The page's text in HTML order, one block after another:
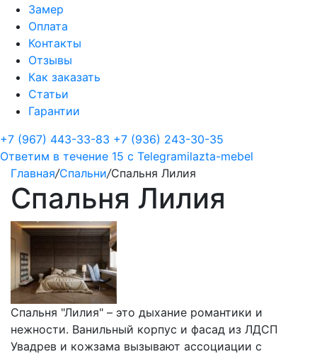
Замер
Оплата
Контакты
Отзывы
Как заказать
Статьи
Гарантии
+7 (967) 443-33-83 +7 (936) 243-30-35
Ответим в течение 15 с Telegramilazta-mebel
Главная/Спальни/Спальня Лилия
Спальня Лилия
Спальня "Лилия" – это дыхание романтики и
нежности. Ванильный корпус и фасад из ЛДСП
Увадрев и кожзама вызывают ассоциации с